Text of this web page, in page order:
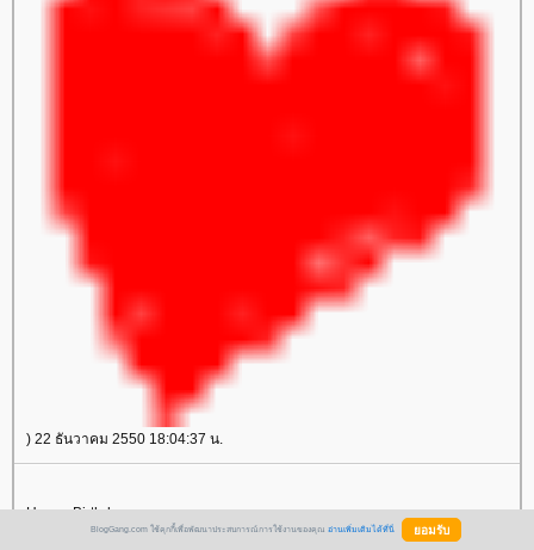
) 22 ธันวาคม 2550 18:04:37 น.
Happy Birthday คะ
BlogGang.com ใช้คุกกี้เพื่อพัฒนาประสบการณ์การใช้งานของคุณ อ่านเพิ่มเติมได้ที่นี่